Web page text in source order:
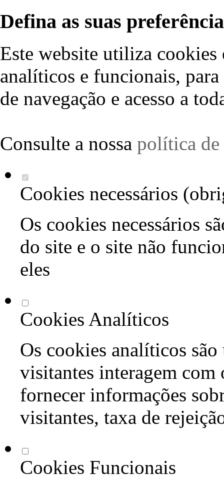
Defina as suas
Este website utiliza cookies
analíticos e funcionais,
de navegação e acesso a
Consulte a nossa política de
Cookies necessários
Os cookies necessários
do site e o site não
eles
Cookies Analíticos
Os cookies analíticos são
visitantes interagem com
fornecer informações
visitantes, taxa de
Cookies Funcionais